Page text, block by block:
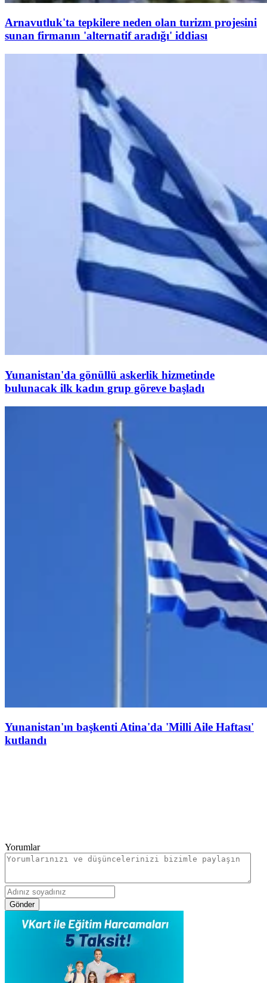
Arnavutluk'ta tepkilere neden olan turizm projesini
sunan firmanın 'alternatif aradığı' iddiası
Yunanistan'da gönüllü askerlik hizmetinde
bulunacak ilk kadın grup göreve başladı
Yunanistan'ın başkenti Atina'da 'Milli Aile Haftası'
kutlandı
Yorumlar
Gönder